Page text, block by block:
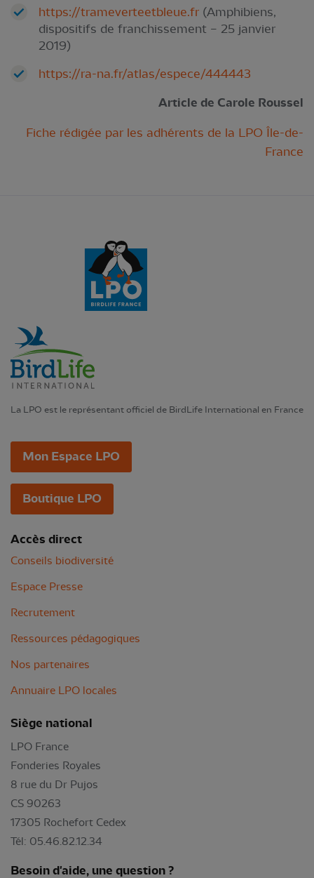
https://trameverteetbleue.fr (Amphibiens,
dispositifs de franchissement – 25 janvier
2019)
https://ra-na.fr/atlas/espece/444443
Article de Carole Roussel
Fiche rédigée par les adhérents de la LPO Île-de-
France
La LPO est le représentant officiel de BirdLife International en France
Mon Espace LPO
Boutique LPO
Accès direct
Conseils biodiversité
Espace Presse
Recrutement
Ressources pédagogiques
Nos partenaires
Annuaire LPO locales
Siège national
LPO France
Fonderies Royales
8 rue du Dr Pujos
CS 90263
17305 Rochefort Cedex
Tél: 05.46.82.12.34
Besoin d'aide, une question ?